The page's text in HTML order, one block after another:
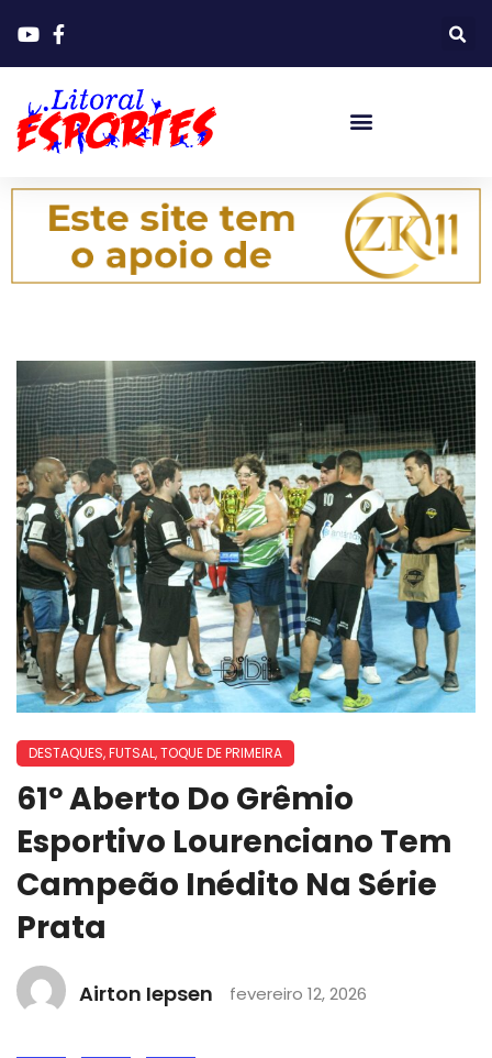
DESTAQUES,FUTSAL,TOQUE DE PRIMEIRA
61º Aberto Do Grêmio
Esportivo Lourenciano Tem
Campeão Inédito Na Série
Prata
Airton Iepsen fevereiro 12, 2026